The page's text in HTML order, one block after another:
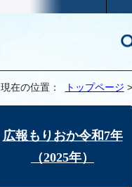
現在の位置： トップページ >
広報もりおか令和7年
（2025年）